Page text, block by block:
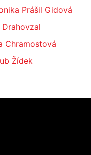
Prášil Gidová
Drahovzal
Chramostová
Žídek